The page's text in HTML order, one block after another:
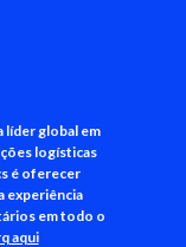
líder global em
logísticas
é oferecer
experiência
em todo o
aqui
+55 (11) 3500-3700